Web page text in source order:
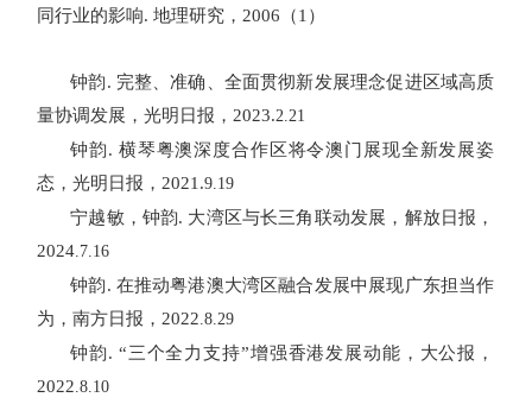
同行业的影响.地理研究， 2006 （1 ）
钟韵. 完整、准确、全面贯彻新发展理念促进区域高质
量协调发展，光明日报， 2023.2.21
钟韵. 横琴粤澳深度合作区将令澳门展现全新发展姿
态，光明日报， 2021.9.19
宁越敏，钟韵. 大湾区与长三角联动发展，解放日报，
2024.7.16
钟韵. 在推动粤港澳大湾区融合发展中展现广东担当作
为，南方日报， 2022.8.29
钟韵. “三个全力支持”增强香港发展动能，大公报，
2022.8.10